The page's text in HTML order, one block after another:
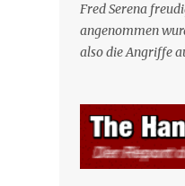
Fred Serena
angenommen
also die Angriffe
konservative
Sitzungen des
die anderen